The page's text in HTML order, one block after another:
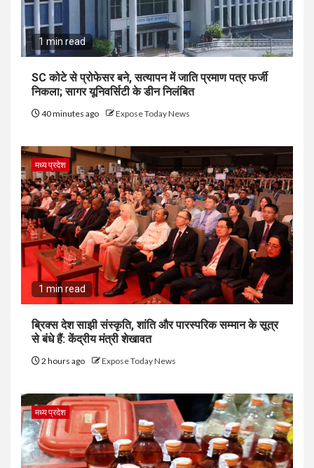
1 min read
SC कोटे से प्रोफेसर बने, सत्यापन में जाति प्रमाण पत्र फर्जी
निकला; सागर यूनिवर्सिटी के डीन निलंबित
40 minutes ago Expose Today News
मध्य प्रदेश
1 min read
ब्रिक्स देश साझी संस्कृति, शांति और पारस्परिक सम्मान के सूत्र
से बंधे हैं: केंद्रीय मंत्री शेखावत
2 hours ago Expose Today News
मध्य प्रदेश